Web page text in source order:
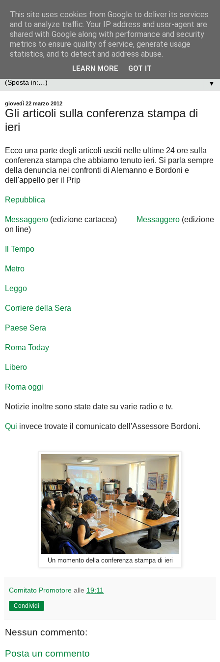
▼
giovedì 22 marzo 2012
Gli articoli sulla conferenza stampa di
ieri
Ecco una parte degli articoli usciti nelle ultime 24 ore sulla
conferenza stampa che abbiamo tenuto ieri. Si parla sempre
della denuncia nei confronti di Alemanno e Bordoni e
dell'appello per il Prip
Repubblica
Messaggero (edizione cartacea) Messaggero (edizione
on line)
Il Tempo
Metro
Leggo
Corriere della Sera
Paese Sera
Roma Today
Libero
Roma oggi
Notizie inoltre sono state date su varie radio e tv.
Qui invece trovate il comunicato dell'Assessore Bordoni.
Un momento della conferenza stampa di ieri
Comitato Promotore alle 19:11
Condividi
Nessun commento:
Posta un commento
This site uses cookies from Google to deliver its services
and to analyze traffic. Your IP address and user-agent are
shared with Google along with performance and security
metrics to ensure quality of service, generate usage
statistics, and to detect and address abuse.
LEARN MORE GOT IT